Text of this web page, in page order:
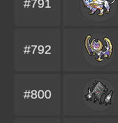
#791
#792
#800